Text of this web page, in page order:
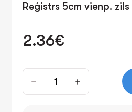
Reģistrs 5cm vienp. zils
2.36€